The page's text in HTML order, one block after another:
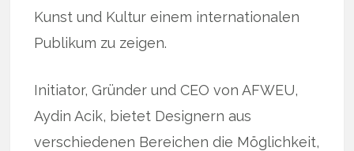
Kunst und Kultur einem internationalen
Publikum zu zeigen.
Initiator, Gründer und CEO von AFWEU,
Aydin Acik, bietet Designern aus
verschiedenen Bereichen die Möglichkeit,